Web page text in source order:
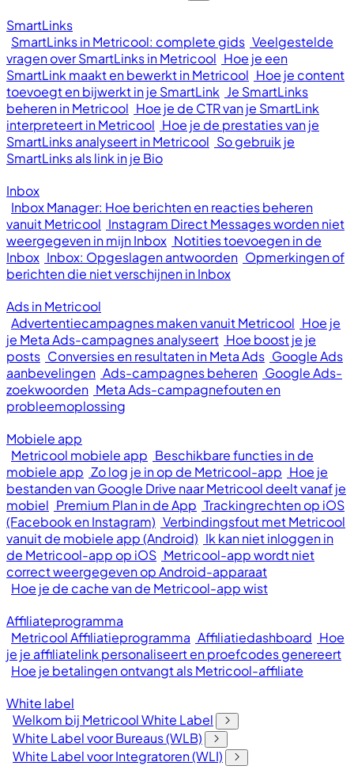
SmartLinks
SmartLinks in Metricool: complete gids Veelgestelde
vragen over SmartLinks in Metricool Hoe je een
SmartLink maakt en bewerkt in Metricool Hoe je content
toevoegt en bijwerkt in je SmartLink Je SmartLinks
beheren in Metricool Hoe je de CTR van je SmartLink
interpreteert in Metricool Hoe je de prestaties van je
SmartLinks analyseert in Metricool So gebruik je
SmartLinks als link in je Bio
Inbox
Inbox Manager: Hoe berichten en reacties beheren
vanuit Metricool Instagram Direct Messages worden niet
weergegeven in mijn Inbox Notities toevoegen in de
Inbox Inbox: Opgeslagen antwoorden Opmerkingen of
berichten die niet verschijnen in Inbox
Ads in Metricool
Advertentiecampagnes maken vanuit Metricool Hoe je
je Meta Ads-campagnes analyseert Hoe boost je je
posts Conversies en resultaten in Meta Ads Google Ads
aanbevelingen Ads-campagnes beheren Google Ads-
zoekwoorden Meta Ads-campagnefouten en
probleemoplossing
Mobiele app
Metricool mobiele app Beschikbare functies in de
mobiele app Zo log je in op de Metricool-app Hoe je
bestanden van Google Drive naar Metricool deelt vanaf je
mobiel Premium Plan in de App Trackingrechten op iOS
(Facebook en Instagram) Verbindingsfout met Metricool
vanuit de mobiele app (Android) Ik kan niet inloggen in
de Metricool-app op iOS Metricool-app wordt niet
correct weergegeven op Android-apparaat
Hoe je de cache van de Metricool-app wist
Affiliateprogramma
Metricool Affiliatieprogramma Affiliatiedashboard Hoe
je je affiliatelink personaliseert en proefcodes genereert
Hoe je betalingen ontvangt als Metricool-affiliate
White label
Welkom bij Metricool White Label
White Label voor Bureaus (WLB)
White Label voor Integratoren (WLI)